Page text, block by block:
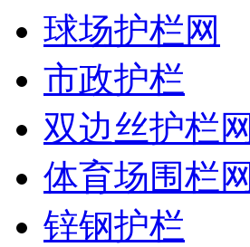
球场护栏网
市政护栏
双边丝护栏网
体育场围栏网
锌钢护栏